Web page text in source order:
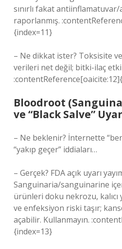
sınırlı fakat
raporlanmış.
{index=11}
– Ne dikkat ister? Toksisite
verileri net değil; bitki-ilaç
Bloodroot
ve “Black Salve”
– Ne beklenir? İnternette
“yakıp geçer” iddiaları…
– Gerçek? FDA açık uyarı
Sanguinaria/sanguinarine
ürünleri doku nekrozu,
ve enfeksiyon riski taşır;
açabilir. Kullanmayın.
{index=13}